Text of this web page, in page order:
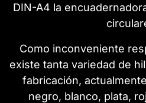
DIN-A4 la
Como inconveniente
existe tanta variedad de
fabricación,
negro, blanco, plata,